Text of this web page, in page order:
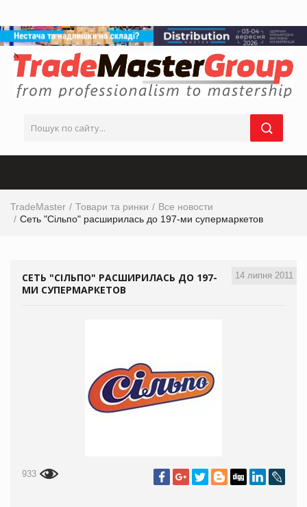
TradeMaster Товари та ринки
Все новости
Сеть "Сільпо" расширилась до 197-ми супермаркетов
14 липня 2011
СЕТЬ "СІЛЬПО" РАСШИРИЛАСЬ ДО 197-
МИ СУПЕРМАРКЕТОВ
933